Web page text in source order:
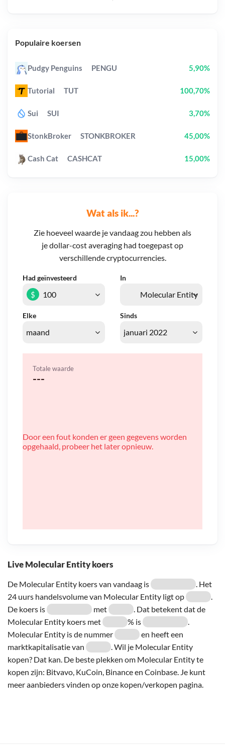
Live Molecular Entity koers
De Molecular Entity koers van vandaag is
. Het
24 uurs handelsvolume van Molecular Entity ligt op
.
De koers is
met
. Dat betekent dat de
Molecular Entity koers met
% is
.
Molecular Entity is de nummer
en heeft een
marktkapitalisatie van
. Wil je Molecular Entity
kopen? Dat kan. De beste plekken om Molecular Entity te
kopen zijn: Bitvavo, KuCoin, Binance en Coinbase. Je kunt
meer aanbieders vinden op onze kopen/verkopen pagina.
Wat als ik...?
Zie hoeveel waarde je vandaag zou hebben als
je dollar-cost averaging had toegepast op
verschillende cryptocurrencies.
Had geïnvesteerd In
Elke Sinds
$
Totale waarde
---
Door een fout konden er geen gegevens worden
opgehaald, probeer het later opnieuw.
Populaire koersen
Pudgy Penguins PENGU 5,90%
Tutorial TUT 100,70%
Sui SUI 3,70%
StonkBroker STONKBROKER 45,00%
Cash Cat CASHCAT 15,00%